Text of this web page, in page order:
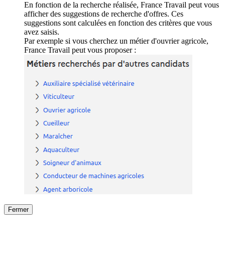
En fonction de la recherche réalisée, France Travail peut vous
afficher des suggestions de recherche d'offres. Ces
suggestions sont calculées en fonction des critères que vous
avez saisis.
Par exemple si vous cherchez un métier d'ouvrier agricole,
France Travail peut vous proposer :
Fermer